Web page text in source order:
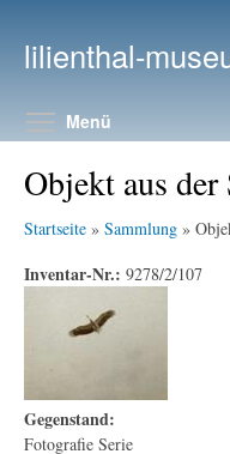
lilienthal-
Menü
Objekt aus
Startseite » Sammlung »
Inventar-Nr.: 9278/2/107
Gegenstand:
Fotografie Serie